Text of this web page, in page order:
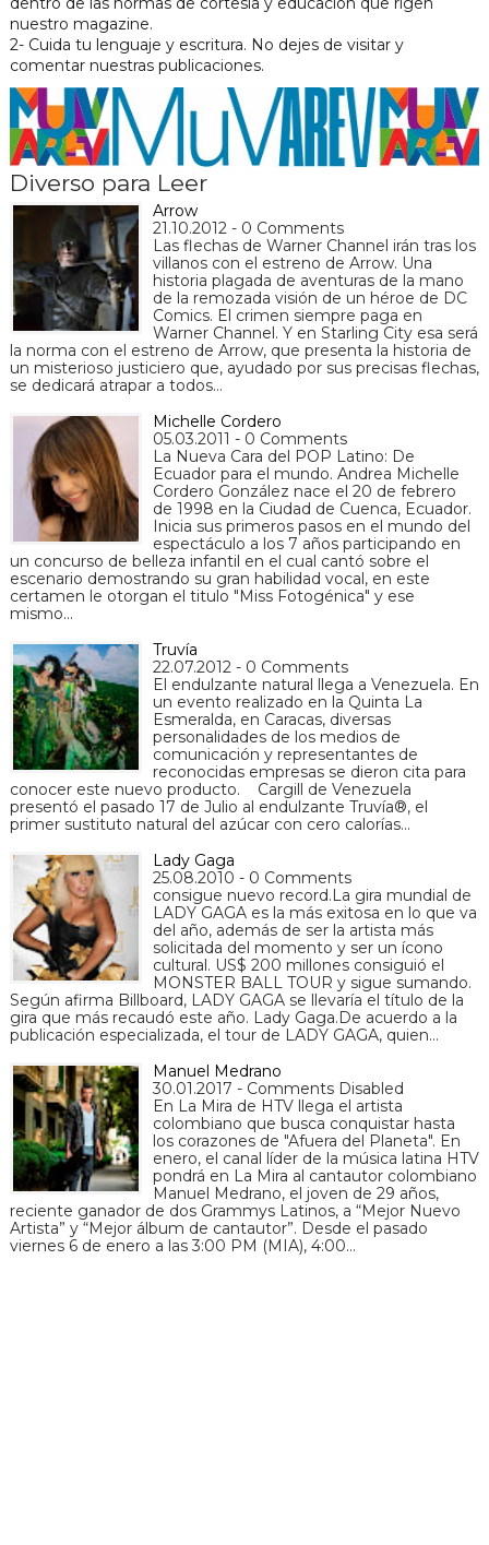
nuestro magazine.
2- Cuida tu lenguaje y escritura. No dejes de visitar y
comentar nuestras publicaciones.
Diverso para Leer
Arrow
21.10.2012 - 0 Comments
Las flechas de Warner Channel irán tras los
villanos con el estreno de Arrow. Una
historia plagada de aventuras de la mano
de la remozada visión de un héroe de DC
Comics. El crimen siempre paga en
Warner Channel. Y en Starling City esa será
la norma con el estreno de Arrow, que presenta la historia de
un misterioso justiciero que, ayudado por sus precisas flechas,
se dedicará atrapar a todos…
Michelle Cordero
05.03.2011 - 0 Comments
La Nueva Cara del POP Latino: De
Ecuador para el mundo. Andrea Michelle
Cordero González nace el 20 de febrero
de 1998 en la Ciudad de Cuenca, Ecuador.
Inicia sus primeros pasos en el mundo del
espectáculo a los 7 años participando en
un concurso de belleza infantil en el cual cantó sobre el
escenario demostrando su gran habilidad vocal, en este
certamen le otorgan el titulo "Miss Fotogénica" y ese
mismo…
Truvía
22.07.2012 - 0 Comments
El endulzante natural llega a Venezuela. En
un evento realizado en la Quinta La
Esmeralda, en Caracas, diversas
personalidades de los medios de
comunicación y representantes de
reconocidas empresas se dieron cita para
conocer este nuevo producto. Cargill de Venezuela
presentó el pasado 17 de Julio al endulzante Truvía®, el
primer sustituto natural del azúcar con cero calorías…
Lady Gaga
25.08.2010 - 0 Comments
consigue nuevo record.La gira mundial de
LADY GAGA es la más exitosa en lo que va
del año, además de ser la artista más
solicitada del momento y ser un ícono
cultural. US$ 200 millones consiguió el
MONSTER BALL TOUR y sigue sumando.
Según afirma Billboard, LADY GAGA se llevaría el título de la
gira que más recaudó este año. Lady Gaga.De acuerdo a la
publicación especializada, el tour de LADY GAGA, quien…
Manuel Medrano
30.01.2017 - Comments Disabled
En La Mira de HTV llega el artista
colombiano que busca conquistar hasta
los corazones de "Afuera del Planeta". En
enero, el canal líder de la música latina HTV
pondrá en La Mira al cantautor colombiano
Manuel Medrano, el joven de 29 años,
reciente ganador de dos Grammys Latinos, a “Mejor Nuevo
Artista” y “Mejor álbum de cantautor”. Desde el pasado
viernes 6 de enero a las 3:00 PM (MIA), 4:00…